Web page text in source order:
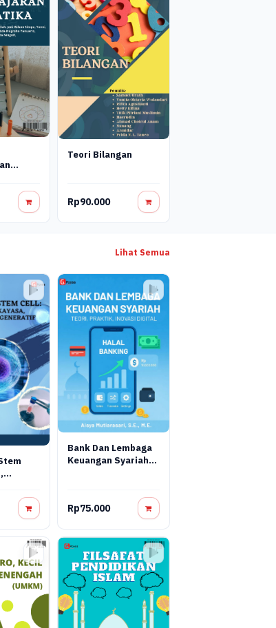
Teori Bilangan
Rp90.000
Lihat Semua
Bank Dan Lembaga
Keuangan Syariah
Rp75.000